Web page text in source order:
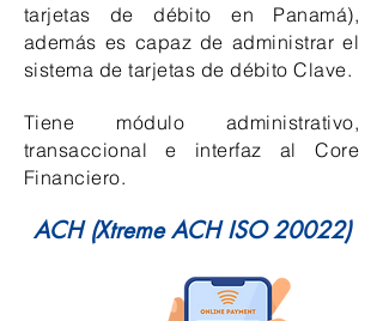
tarjetas de débito en Panamá),
además es capaz de administrar el
sistema de tarjetas de débito Clave.
Tiene módulo administrativo,
transaccional e interfaz al Core
Financiero.
ACH (Xtreme ACH ISO 20022)